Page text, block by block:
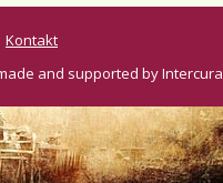
Kontakt
and supported by Intercura